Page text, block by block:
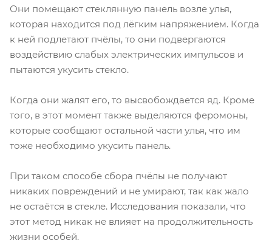
Они помещают стеклянную панель возле улья,
которая находится под лёгким напряжением. Когда
к ней подлетают пчёлы, то они подвергаются
воздействию слабых электрических импульсов и
пытаются укусить стекло.
Когда они жалят его, то высвобождается яд. Кроме
того, в этот момент также выделяются феромоны,
которые сообщают остальной части улья, что им
тоже необходимо укусить панель.
При таком способе сбора пчёлы не получают
никаких повреждений и не умирают, так как жало
не остаётся в стекле. Исследования показали, что
этот метод никак не влияет на продолжительность
жизни особей.